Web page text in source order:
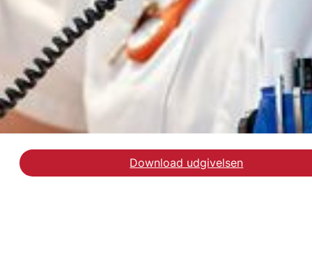
Download udgivelsen
Læs kronikken på